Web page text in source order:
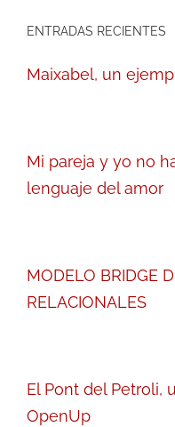
ENTRADAS RECIENTES
Maixabel, un
Mi pareja y yo no
lenguaje del amor
MODELO BRIDGE
RELACIONALES
El Pont del Petroli,
OpenUp